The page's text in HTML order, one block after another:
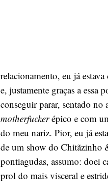
relacionamento, eu já
e, justamente graças a essa
conseguir parar, sentado
motherfuckerépico e com
do meu nariz. Pior, eu já
de um show do Chitãzinho
pontiagudas, assumo: doei
prol do mais visceral e